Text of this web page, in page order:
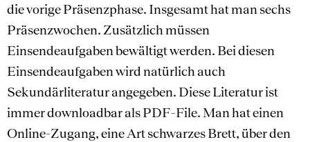
die vorige Präsenzphase. Insgesamt hat man sechs
Präsenzwochen. Zusätzlich müssen
Einsendeaufgaben bewältigt werden. Bei diesen
Einsendeaufgaben wird natürlich auch
Sekundärliteratur angegeben. Diese Literatur ist
immer downloadbar als PDF-File. Man hat einen
Online-Zugang, eine Art schwarzes Brett, über den